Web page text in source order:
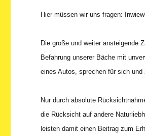
Hier müssen wir uns fragen:
Die große und weiter ansteigende
Befahrung unserer Bäche mit
eines Autos, sprechen für sich
Nur durch absolute
die Rücksicht auf andere
leisten damit einen Beitrag zum